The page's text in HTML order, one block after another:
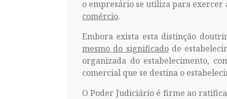
o empresário se utiliza para
comércio.
Embora exista esta distinção
mesmo do significadode
organizada do estabelecimento,
comercial que se destina o
O Poder Judiciário é firme ao